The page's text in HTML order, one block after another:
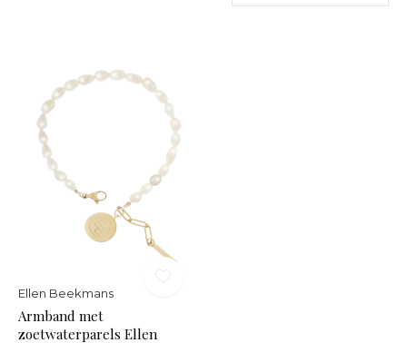
Ellen Beekmans
Armband met
zoetwaterparels Ellen